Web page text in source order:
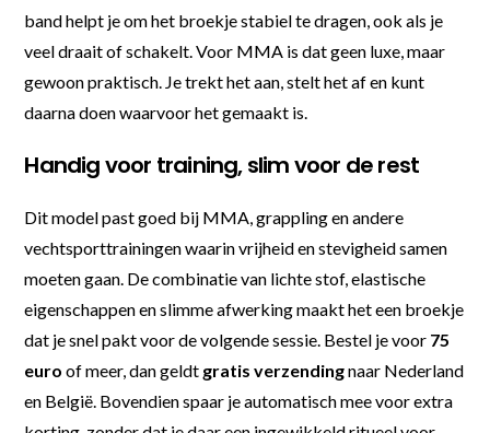
band helpt je om het broekje stabiel te dragen, ook als je
veel draait of schakelt. Voor MMA is dat geen luxe, maar
gewoon praktisch. Je trekt het aan, stelt het af en kunt
daarna doen waarvoor het gemaakt is.
Handig voor training, slim voor de rest
Dit model past goed bij MMA, grappling en andere
vechtsporttrainingen waarin vrijheid en stevigheid samen
moeten gaan. De combinatie van lichte stof, elastische
eigenschappen en slimme afwerking maakt het een broekje
dat je snel pakt voor de volgende sessie. Bestel je voor 75
euro of meer, dan geldt gratis verzendingnaar Nederland
en België. Bovendien spaar je automatisch mee voor extra